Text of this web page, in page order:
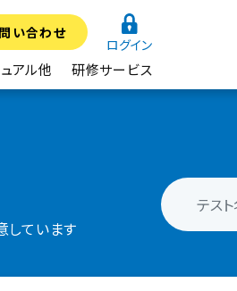
アル他 研修サービス
い合わせ
ログイン
しています